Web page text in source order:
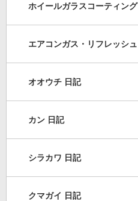
ホイールガラスコーティング
エアコンガス・リフレッシュ
オオウチ 日記
カン 日記
シラカワ 日記
クマガイ 日記